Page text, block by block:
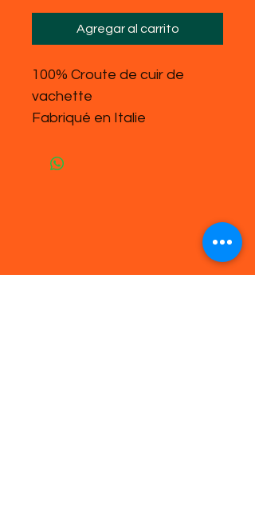
Agregar al carrito
100% Croute de cuir de
vachette
Fabriqué en Italie